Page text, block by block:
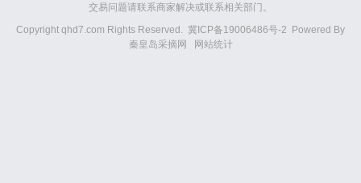
交易问题请联系商家解决或联系相关部门。
Copyright qhd7.com Rights Reserved. 冀ICP备19006486号-2 Powered By
秦皇岛采摘网
网站统计